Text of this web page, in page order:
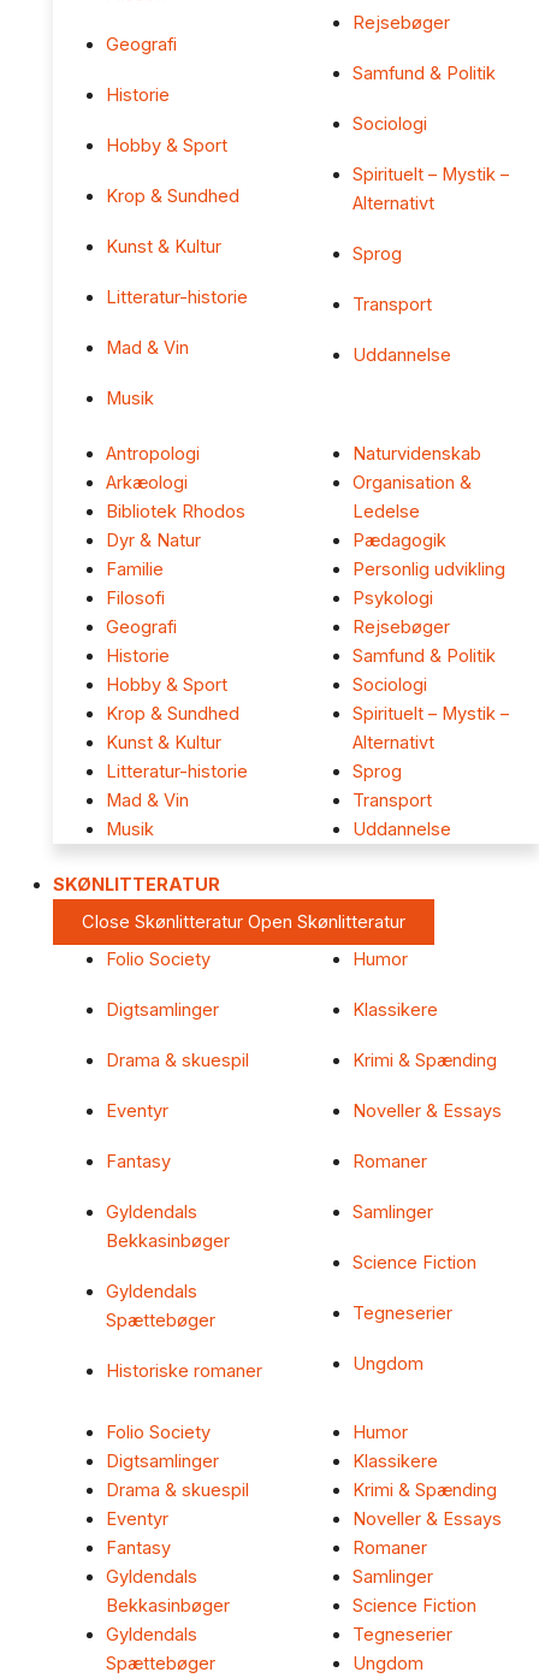
Geografi
Historie
Hobby & Sport
Krop & Sundhed
Kunst & Kultur
Litteratur-historie
Mad & Vin
Musik
Rejsebøger
Samfund & Politik
Sociologi
Spirituelt – Mystik –
Alternativt
Sprog
Transport
Uddannelse
Antropologi
Arkæologi
Bibliotek Rhodos
Dyr & Natur
Familie
Filosofi
Geografi
Historie
Hobby & Sport
Krop & Sundhed
Kunst & Kultur
Litteratur-historie
Mad & Vin
Musik
Naturvidenskab
Organisation &
Ledelse
Pædagogik
Personlig udvikling
Psykologi
Rejsebøger
Samfund & Politik
Sociologi
Spirituelt – Mystik –
Alternativt
Sprog
Transport
Uddannelse
SKØNLITTERATUR
Close Skønlitteratur Open Skønlitteratur
Folio Society
Digtsamlinger
Drama & skuespil
Eventyr
Fantasy
Gyldendals
Bekkasinbøger
Gyldendals
Spættebøger
Historiske romaner
Humor
Klassikere
Krimi & Spænding
Noveller & Essays
Romaner
Samlinger
Science Fiction
Tegneserier
Ungdom
Folio Society
Digtsamlinger
Drama & skuespil
Eventyr
Fantasy
Gyldendals
Bekkasinbøger
Gyldendals
Spættebøger
Humor
Klassikere
Krimi & Spænding
Noveller & Essays
Romaner
Samlinger
Science Fiction
Tegneserier
Ungdom